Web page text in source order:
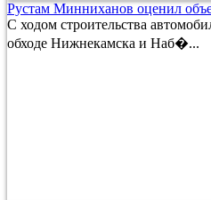
Рустам Минниханов оценил
С ходом строительства
обходе Нижнекамска и Наб�...